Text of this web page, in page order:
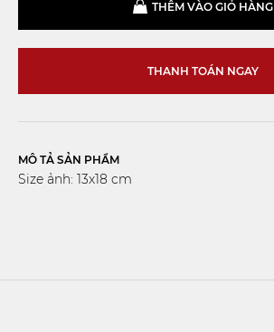
THÊM VÀO GIỎ HÀNG
THANH TOÁN NGAY
MÔ TẢ SẢN PHẨM
Size ảnh: 13x18 cm